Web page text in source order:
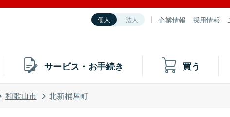
個人 法人 企業情報 採用情報
サービス・お手続き 買う
和歌山市 北新桶屋町